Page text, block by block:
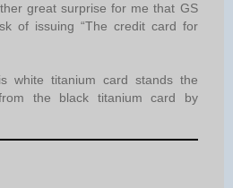
great surprise for me that GS
of issuing “The credit card for
white titanium card stands the
the black titanium card by